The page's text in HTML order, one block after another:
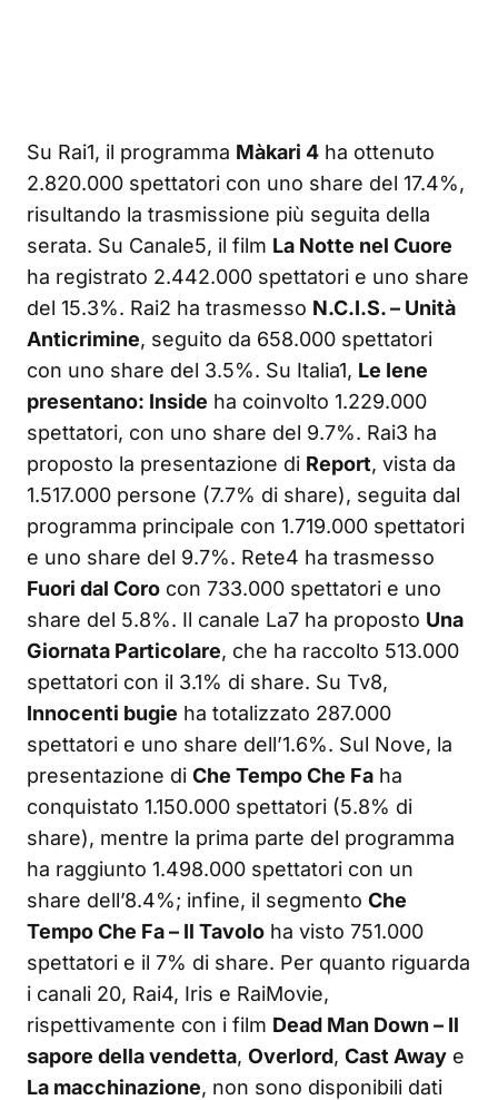
Su Rai1, il programma Màkari 4 ha ottenuto
2.820.000 spettatori con uno share del 17.4%,
risultando la trasmissione più seguita della
serata. Su Canale5, il film La Notte nel Cuore
ha registrato 2.442.000 spettatori e uno share
del 15.3%. Rai2 ha trasmesso N.C.I.S. – Unità
Anticrimine, seguito da 658.000 spettatori
con uno share del 3.5%. Su Italia1, Le Iene
presentano: Inside ha coinvolto 1.229.000
spettatori, con uno share del 9.7%. Rai3 ha
proposto la presentazione di Report, vista da
1.517.000 persone (7.7% di share), seguita dal
programma principale con 1.719.000 spettatori
e uno share del 9.7%. Rete4 ha trasmesso
Fuori dal Coro con 733.000 spettatori e uno
share del 5.8%. Il canale La7 ha proposto Una
Giornata Particolare, che ha raccolto 513.000
spettatori con il 3.1% di share. Su Tv8,
Innocenti bugie ha totalizzato 287.000
spettatori e uno share dell’1.6%. Sul Nove, la
presentazione di Che Tempo Che Fa ha
conquistato 1.150.000 spettatori (5.8% di
share), mentre la prima parte del programma
ha raggiunto 1.498.000 spettatori con un
share dell’8.4%; infine, il segmento Che
Tempo Che Fa – Il Tavolo ha visto 751.000
spettatori e il 7% di share. Per quanto riguarda
i canali 20, Rai4, Iris e RaiMovie,
rispettivamente con i film Dead Man Down – Il
sapore della vendetta, Overlord, Cast Away e
La macchinazione, non sono disponibili dati